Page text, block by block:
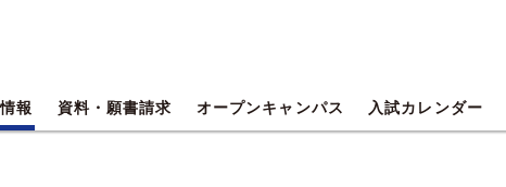
報 資料・願書請求 オープンキャンパス 入試カレンダー